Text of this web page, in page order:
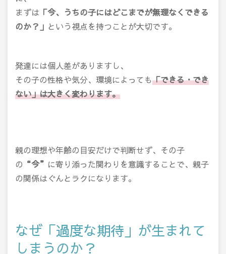
まずは 「今、うちの子にはどこまでが無理なくできる
のか？」 という視点を持つことが大切です。
発達には個人差がありますし、
その子の性格や気分、環境によっても「できる・でき
ない」は大きく変わります。
親の理想や年齢の目安だけで判断せず、その子
の “今” に寄り添った関わりを意識することで、親子
の関係はぐんとラクになります。
なぜ「過度な期待」が生まれて
しまうのか？